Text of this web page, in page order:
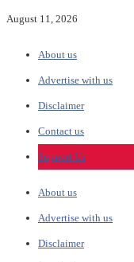
August 11, 2026
About us
Advertise with us
Disclaimer
Contact us
Support Us
About us
Advertise with us
Disclaimer